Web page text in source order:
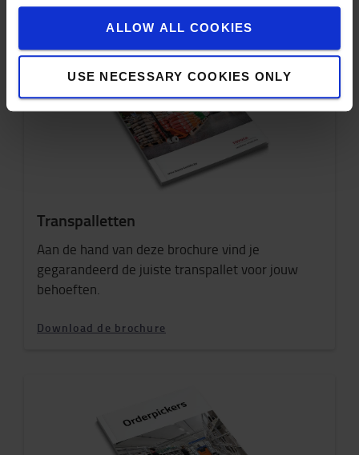
ALLOW ALL COOKIES
USE NECESSARY COOKIES ONLY
Transpalletten
Aan de hand van deze brochure vind je
gegarandeerd de juiste transpallet voor jouw
behoeften.
Download de brochure